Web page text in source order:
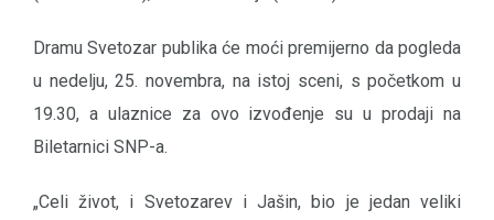
Dramu Svetozar publika će moći premijerno da pogleda
u nedelju, 25. novembra, na istoj sceni, s početkom u
19.30, a ulaznice za ovo izvođenje su u prodaji na
Biletarnici SNP-a.
„Celi život, i Svetozarev i Jašin, bio je jedan veliki